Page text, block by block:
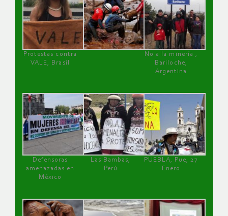
Protestas contra
VALE, Brasil
No a la minería ,
Bariloche,
Argentina
Defensoras
amenazadas en
México
Las Bambas,
Perú
PUEBLA, Pue, 27
Enero